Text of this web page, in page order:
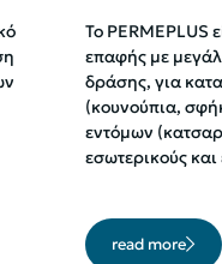
To PERMEPLUS
επαφής με
δράσης, για
(κουνούπια,
εντόμων
εσωτερικούς
read more